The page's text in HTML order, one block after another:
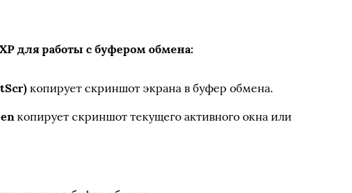
для работы с буфером обмена:
копирует скриншот экрана в буфер обмена.
копирует скриншот текущего активного окна или